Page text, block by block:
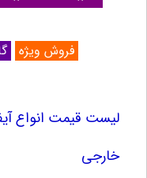
فروش ویژه
لیست قیمت انواع
خارجی